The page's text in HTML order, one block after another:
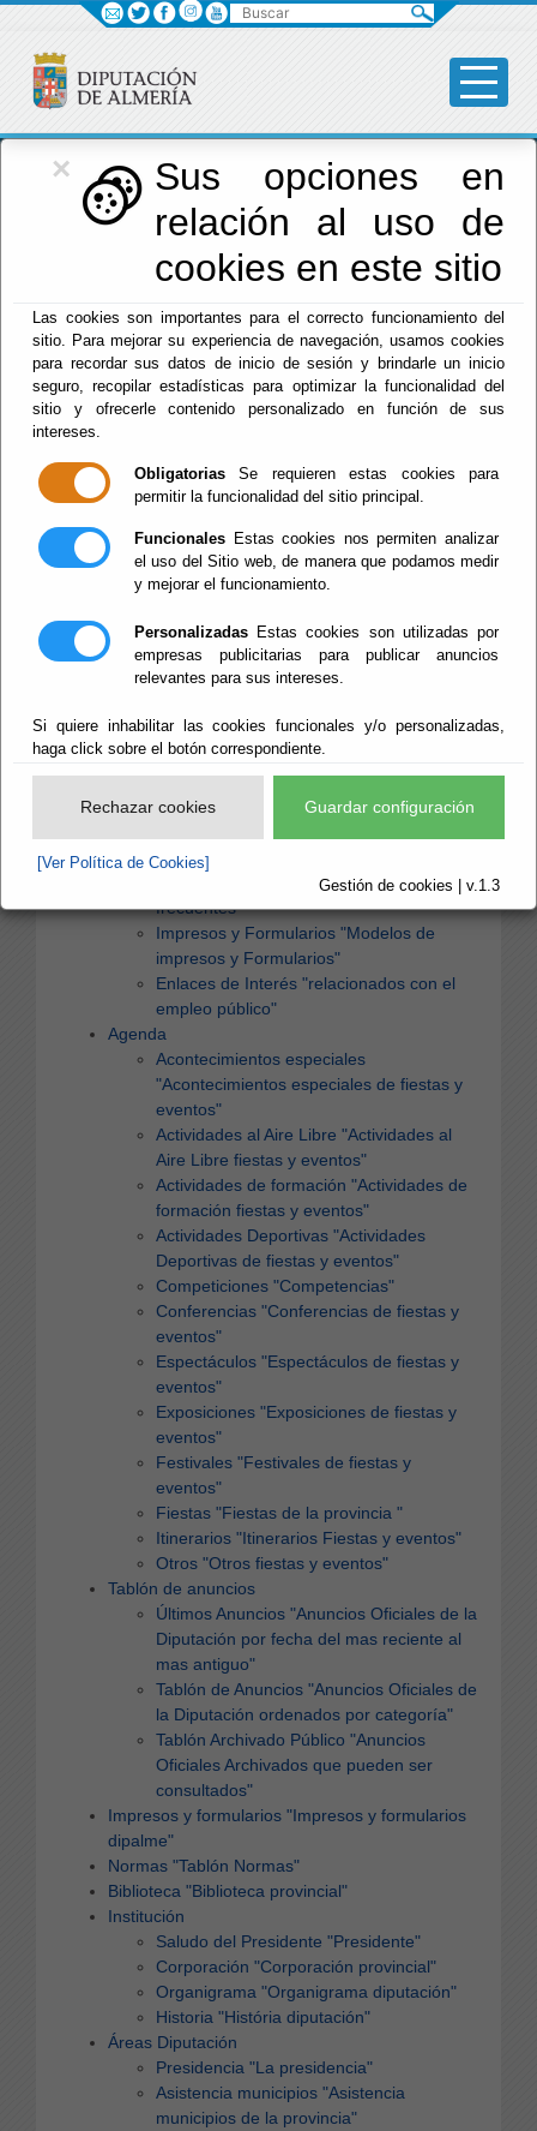
×
Sus opciones en
relación al uso de
cookies en este sitio
Las cookies son importantes para el correcto funcionamiento del
sitio. Para mejorar su experiencia de navegación, usamos cookies
para recordar sus datos de inicio de sesión y brindarle un inicio
seguro, recopilar estadísticas para optimizar la funcionalidad del
sitio y ofrecerle contenido personalizado en función de sus
intereses.
Obligatorias Se requieren estas cookies para
permitir la funcionalidad del sitio principal.
Funcionales Estas cookies nos permiten analizar
el uso del Sitio web, de manera que podamos medir
y mejorar el funcionamiento.
Personalizadas Estas cookies son utilizadas por
empresas publicitarias para publicar anuncios
relevantes para sus intereses.
Si quiere inhabilitar las cookies funcionales y/o personalizadas,
haga click sobre el botón correspondiente.
Rechazar cookies Guardar configuración
[Ver Política de Cookies]
Gestión de cookies | v.1.3
Diputación
Menú Diputación
Mapa web
BOP"Boletín Oficial de la Provincia de Almería"
Transparencia
"INDICADORES DE
TRANSPARENCIA DE LA DIPUTACIÓN DE
ALMERÍA"
del Perfil del contratante de interés para
oferentes y contratistas de la Diputación de
Almería"
Oficina Virtual (Sede Electrónica)
"Presente solicitudes y realice gestiones
electrónicamente"
Información de Recursos Humanos
Diputación"
Preguntas frecuentes"Preguntas
frecuentes"
Impresos y Formularios "Modelos de
impresos y Formularios"
Enlaces de Interés "relacionados con el
empleo público"
Agenda
Acontecimientos especiales
"Acontecimientos especiales de fiestas y
eventos"
Actividades al Aire Libre "Actividades al
Aire Libre fiestas y eventos"
Actividades de formación "Actividades de
formación fiestas y eventos"
Actividades Deportivas "Actividades
Deportivas de fiestas y eventos"
Competiciones "Competencias"
Conferencias "Conferencias de fiestas y
eventos"
Espectáculos "Espectáculos de fiestas y
eventos"
Exposiciones "Exposiciones de fiestas y
eventos"
Festivales "Festivales de fiestas y
eventos"
Fiestas "Fiestas de la provincia "
Itinerarios "Itinerarios Fiestas y eventos"
Otros "Otros fiestas y eventos"
Tablón de anuncios
Últimos Anuncios "Anuncios Oficiales de la
Diputación por fecha del mas reciente al
mas antiguo"
Tablón de Anuncios "Anuncios Oficiales de
la Diputación ordenados por categoría"
Tablón Archivado Público "Anuncios
Oficiales Archivados que pueden ser
consultados"
Impresos y formularios "Impresos y formularios
dipalme"
Normas "Tablón Normas"
Biblioteca "Biblioteca provincial"
Institución
Saludo del Presidente "Presidente"
Corporación "Corporación provincial"
Organigrama "Organigrama diputación"
Historia "História diputación"
Áreas Diputación
Presidencia "La presidencia"
Asistencia municipios "Asistencia
municipios de la provincia"
Buscar